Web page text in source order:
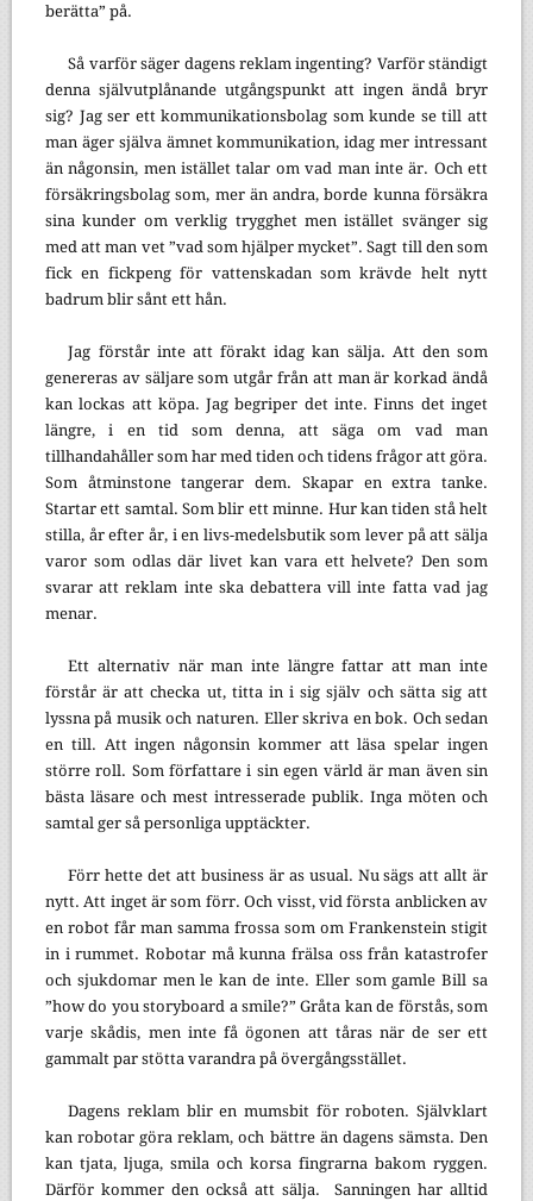
berätta” på.
Så varför säger dagens reklam ingenting? Varför ständigt
denna självutplånande utgångspunkt att ingen ändå bryr
sig? Jag ser ett kommunikationsbolag som kunde se till att
man äger själva ämnet kommunikation, idag mer intressant
än någonsin, men istället talar om vad man inte är. Och ett
försäkringsbolag som, mer än andra, borde kunna försäkra
sina kunder om verklig trygghet men istället svänger sig
med att man vet ”vad som hjälper mycket”. Sagt till den som
fick en fickpeng för vattenskadan som krävde helt nytt
badrum blir sånt ett hån.
Jag förstår inte att förakt idag kan sälja. Att den som
genereras av säljare som utgår från att man är korkad ändå
kan lockas att köpa. Jag begriper det inte. Finns det inget
längre, i en tid som denna, att säga om vad man
tillhandahåller som har med tiden och tidens frågor att göra.
Som åtminstone tangerar dem. Skapar en extra tanke.
Startar ett samtal. Som blir ett minne. Hur kan tiden stå helt
stilla, år efter år, i en livs-medelsbutik som lever på att sälja
varor som odlas där livet kan vara ett helvete? Den som
svarar att reklam inte ska debattera vill inte fatta vad jag
menar.
Ett alternativ när man inte längre fattar att man inte
förstår är att checka ut, titta in i sig själv och sätta sig att
lyssna på musik och naturen. Eller skriva en bok. Och sedan
en till. Att ingen någonsin kommer att läsa spelar ingen
större roll. Som författare i sin egen värld är man även sin
bästa läsare och mest intresserade publik. Inga möten och
samtal ger så personliga upptäckter.
Förr hette det att business är as usual. Nu sägs att allt är
nytt. Att inget är som förr. Och visst, vid första anblicken av
en robot får man samma frossa som om Frankenstein stigit
in i rummet. Robotar må kunna frälsa oss från katastrofer
och sjukdomar men le kan de inte. Eller som gamle Bill sa
”how do you storyboard a smile?” Gråta kan de förstås, som
varje skådis, men inte få ögonen att tåras när de ser ett
gammalt par stötta varandra på övergångsstället.
Dagens reklam blir en mumsbit för roboten. Självklart
kan robotar göra reklam, och bättre än dagens sämsta. Den
kan tjata, ljuga, smila och korsa fingrarna bakom ryggen.
Därför kommer den också att sälja.
Sanningen har alltid